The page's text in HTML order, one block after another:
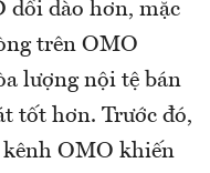
dào hơn, mặc
trên OMO
lượng nội tệ bán
tốt hơn. Trước đó,
OMO khiến